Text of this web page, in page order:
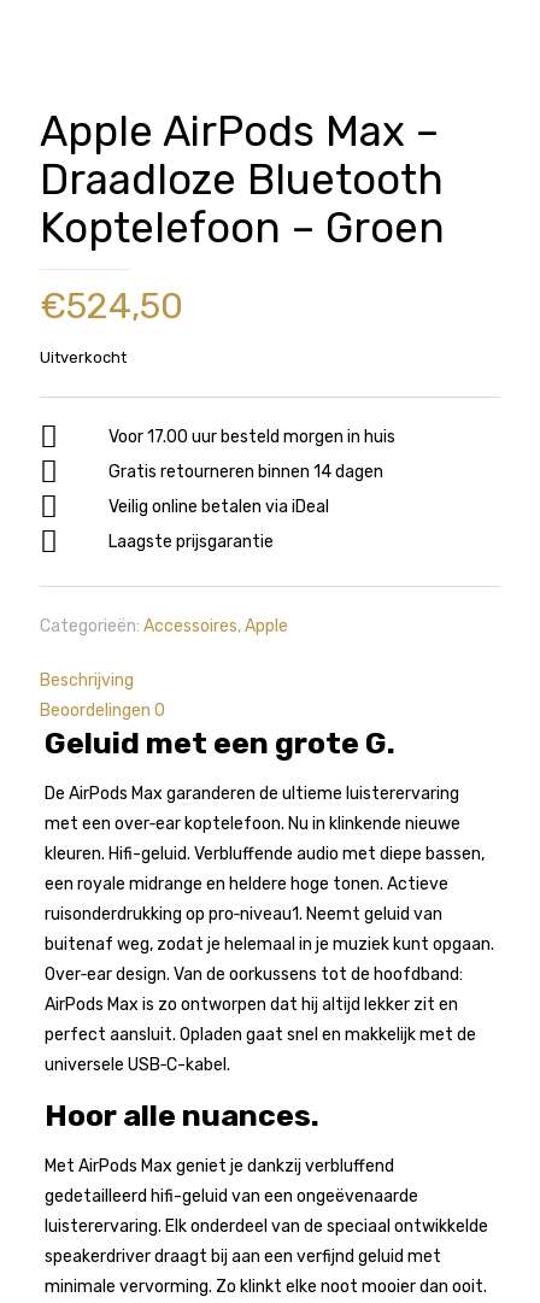
Apple AirPods Max –
Draadloze Bluetooth
Koptelefoon – Groen
€524,50
Uitverkocht
Voor 17.00 uur besteld morgen in huis
Gratis retourneren binnen 14 dagen
Veilig online betalen via iDeal
Laagste prijsgarantie
Categorieën: Accessoires,Apple
Beschrijving
Beoordelingen 0
Geluid met een grote G.
De AirPods Max garanderen de ultieme luisterervaring
met een over‑ear koptelefoon. Nu in klinkende nieuwe
kleuren. Hifi-geluid. Verbluffende audio met diepe bassen,
een royale midrange en heldere hoge tonen. Actieve
ruisonderdrukking op pro‑niveau1. Neemt geluid van
buitenaf weg, zodat je helemaal in je muziek kunt opgaan.
Over‑ear design. Van de oorkussens tot de hoofdband:
AirPods Max is zo ontworpen dat hij altijd lekker zit en
perfect aansluit. Opladen gaat snel en makkelijk met de
universele USB‑C-kabel.
Hoor alle nuances.
Met AirPods Max geniet je dankzij verbluffend
gedetailleerd hifi-geluid van een ongeëvenaarde
luisterervaring. Elk onderdeel van de speciaal ontwikkelde
speakerdriver draagt bij aan een verfijnd geluid met
minimale vervorming. Zo klinkt elke noot mooier dan ooit.